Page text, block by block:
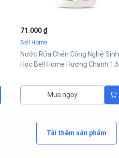
71.000 ₫
Bell Home
Nước Rửa Chén Công Nghệ Sinh
Học Bell Home Hương Chanh 1,6
Mua ngay
Tải thêm sản phẩm